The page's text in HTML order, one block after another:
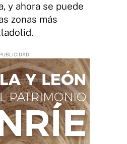
y ahora se puede
zonas más